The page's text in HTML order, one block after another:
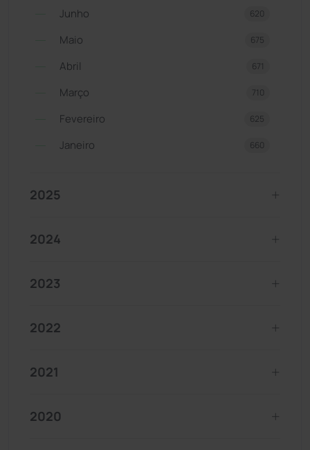
Junho 620
Maio 675
Abril 671
Março 710
Fevereiro 625
Janeiro 660
2025
2024
2023
2022
2021
2020